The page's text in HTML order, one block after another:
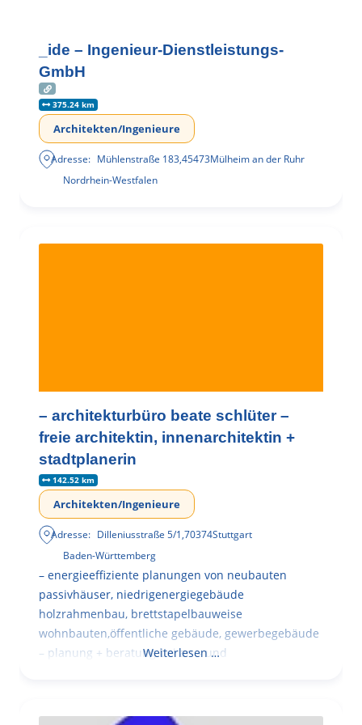
_ide – Ingenieur-Dienstleistungs-
GmbH
375.24 km
Architekten/Ingenieure
Adresse: Mühlenstraße 183,45473Mülheim an der Ruhr
Nordrhein-Westfalen
– architekturbüro beate schlüter –
freie architektin, innenarchitektin +
stadtplanerin
142.52 km
Architekten/Ingenieure
Adresse: Dilleniusstraße 5/1,70374Stuttgart
Baden-Württemberg
– energieeffiziente planungen von neubauten
passivhäuser, niedrigenergiegebäude
holzrahmenbau, brettstapelbauweise
wohnbauten,öffentliche gebäude, gewerbegebäude
– planung + beratung bei an – und
Weiterlesen …